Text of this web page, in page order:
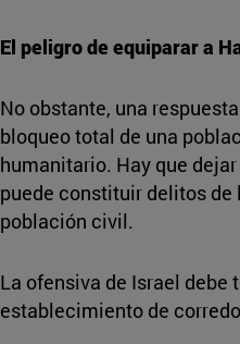
El peligro de equiparar a
No obstante, una
bloqueo total de una
humanitario. Hay que
puede constituir delitos de
población civil.
La ofensiva de Israel
establecimiento de